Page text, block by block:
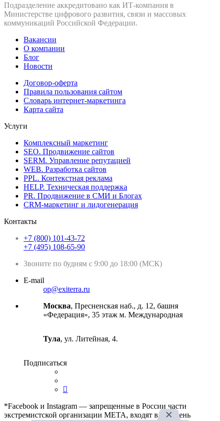
Подразделение аккредитовано как ИТ‑компания в
Министерстве цифрового развития, связи и массовых
коммуникаций Российской Федерации.
Вакансии
О компании
Блог
Новости
Договор-оферта
Правила пользования сайтом
Словарь интернет-маркетинга
Карта сайта
Услуги
Комплексный маркетинг
SEO. Продвижение сайтов
SERM. Управление репутацией
WEB. Разработка сайтов
PPL. Контекстная реклама
HELP. Техническая поддержка
PR. Продвижение в СМИ и Блогах
CRM-маркетинг и лидогенерация
Контакты
+7 (800) 101-43-72
+7 (495) 108-65-90
Звоните по будням с 9:00 до 18:00 (МСК)
E-mail
op@exiterra.ru
Москва, Пресненская наб., д. 12, башня
«Федерация», 35 этаж м. Международная
Тула, ул. Литейная, 4.
Подписаться
*Facebook и Instagram — запрещенные в России части
экстремистской организации META, входят в перечень